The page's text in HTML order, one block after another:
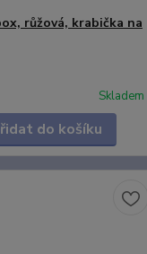
růžová, krabička na
Skladem
do košíku